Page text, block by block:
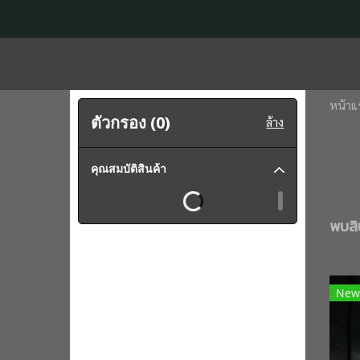
หน้าแ
พบสิ
New
ตัวกรอง (0) ล้าง
คุณสมบัติสินค้า